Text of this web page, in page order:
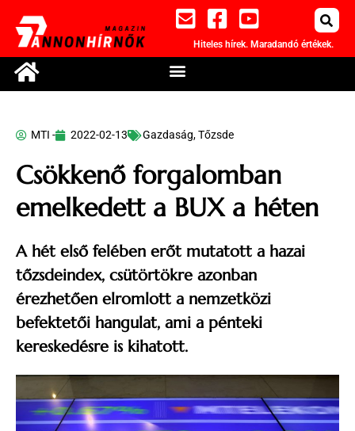
Hiteles hírek. Maradandó értékek.
MTI - 2022-02-13 Gazdaság,Tőzsde
Csökkenő forgalomban
emelkedett a BUX a héten
A hét első felében erőt mutatott a hazai
tőzsdeindex, csütörtökre azonban
érezhetően elromlott a nemzetközi
befektetői hangulat, ami a pénteki
kereskedésre is kihatott.